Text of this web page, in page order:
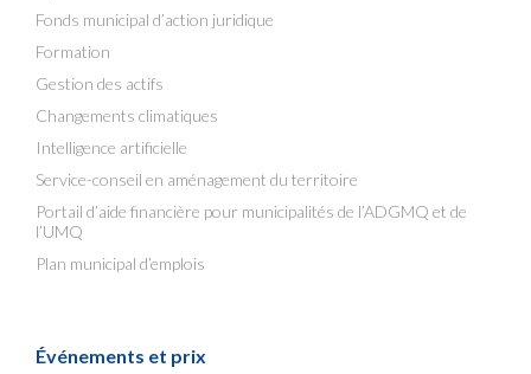
Fonds municipal d’action juridique
Formation
Gestion des actifs
Changements climatiques
Intelligence artificielle
Service-conseil en aménagement du territoire
Portail d’aide financière pour municipalités de l’ADGMQ et de
l’UMQ
Plan municipal d’emplois
Événements et prix